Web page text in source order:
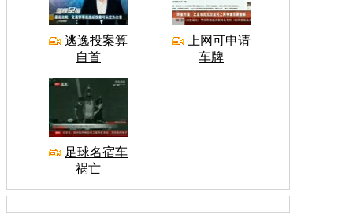
逃逸投案算
自首
上网可申请
车牌
足球名宿车
祸亡